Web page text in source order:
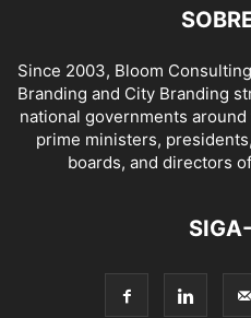
Since 2003, Bloom
Branding and City Branding
national governments
prime ministers,
boards, and directors